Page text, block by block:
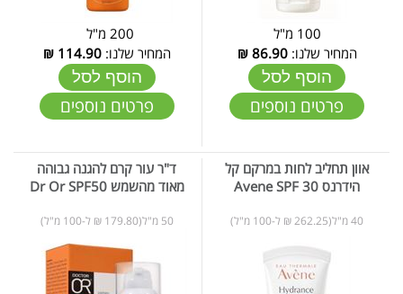
100 מ"ל
המחיר שלנו:86.90
₪
הוסף לסל
פרטים נוספים
200 מ"ל
המחיר שלנו:114.90
₪
הוסף לסל
פרטים נוספים
אוון תחליב לחות במרקם קל
הידרנס 30 Avene SPF
40 מ"ל(262.25 ₪ ל-100 מ"ל)
ד"ר עור קרם להגנה גבוהה
מאוד מהשמש Dr Or SPF50
50 מ"ל(179.80 ₪ ל-100 מ"ל)